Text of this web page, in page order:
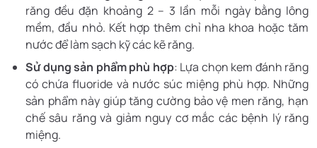
răng đều đặn khoảng 2 – 3 lần mỗi ngày bằng lông
mềm, đầu nhỏ. Kết hợp thêm chỉ nha khoa hoặc tăm
nước để làm sạch kỹ các kẽ răng.
Sử dụng sản phẩm phù hợp: Lựa chọn kem đánh răng
có chứa fluoride và nước súc miệng phù hợp. Những
sản phẩm này giúp tăng cường bảo vệ men răng, hạn
chế sâu răng và giảm nguy cơ mắc các bệnh lý răng
miệng.